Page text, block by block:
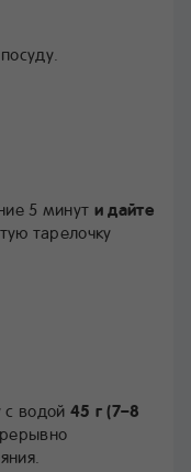
5 минут и дайте
тарелочку
с водой 45 г (7–8